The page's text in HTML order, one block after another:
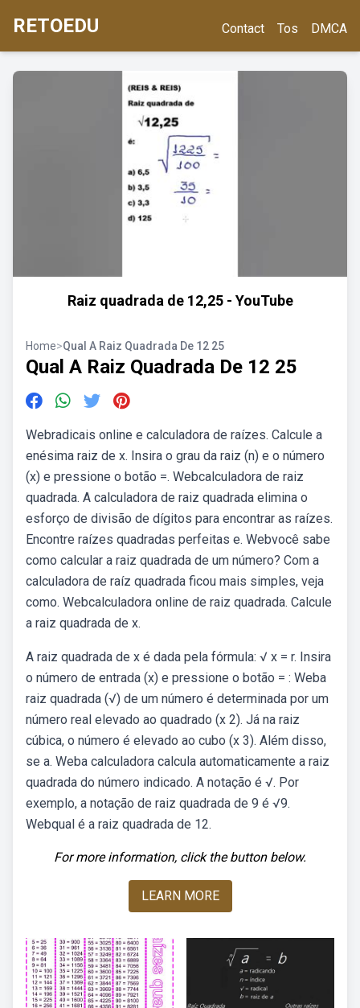
RETOEDU Contact Tos DMCA
Raiz quadrada de 12,25 - YouTube
Home>Qual A Raiz Quadrada De 12 25
Qual A Raiz Quadrada De 12 25
Webradicais online e calculadora de raízes. Calcule a
enésima raiz de x. Insira o grau da raiz (n) e o número
(x) e pressione o botão =. Webcalculadora de raiz
quadrada. A calculadora de raiz quadrada elimina o
esforço de divisão de dígitos para encontrar as raízes.
Encontre raízes quadradas perfeitas e. Webvocê sabe
como calcular a raiz quadrada de um número? Com a
calculadora de raíz quadrada ficou mais simples, veja
como. Webcalculadora online de raiz quadrada. Calcule
a raiz quadrada de x.
A raiz quadrada de x é dada pela fórmula: √ x = r. Insira
o número de entrada (x) e pressione o botão = : Weba
raiz quadrada (√) de um número é determinada por um
número real elevado ao quadrado (x 2). Já na raiz
cúbica, o número é elevado ao cubo (x 3). Além disso,
se a. Weba calculadora calcula automaticamente a raiz
quadrada do número indicado. A notação é √. Por
exemplo, a notação de raiz quadrada de 9 é √9.
Webqual é a raiz quadrada de 12.
For more information, click the button below.
LEARN MORE